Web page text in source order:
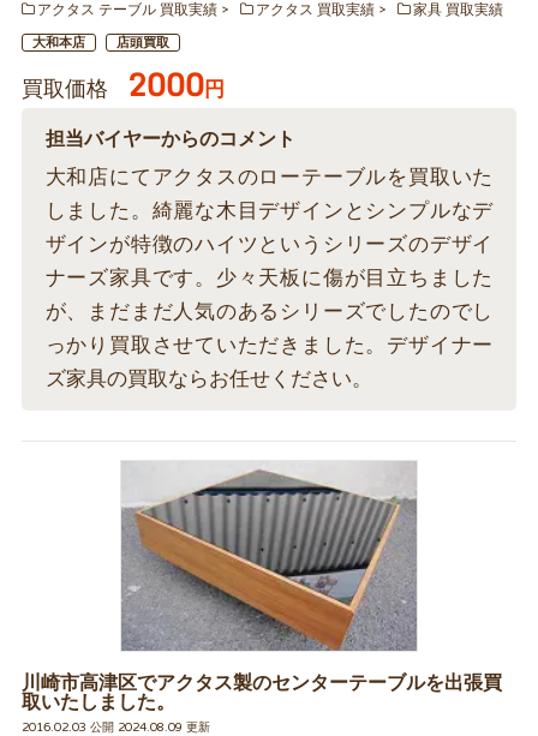
アクタス テーブル 買取実績 アクタス 買取実績 家具 買取実績
大和本店 店頭買取
買取価格 2000円
担当バイヤーからのコメント
大和店にてアクタスのローテーブルを買取いた
しました。綺麗な木目デザインとシンプルなデ
ザインが特徴のハイツというシリーズのデザイ
ナーズ家具です。少々天板に傷が目立ちました
が、まだまだ人気のあるシリーズでしたのでし
っかり買取させていただきました。デザイナー
ズ家具の買取ならお任せください。
川崎市高津区でアクタス製のセンターテーブルを出張買
取いたしました。
2016.02.03 公開 2024.08.09 更新